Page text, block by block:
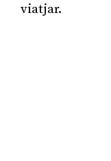
viatjar.